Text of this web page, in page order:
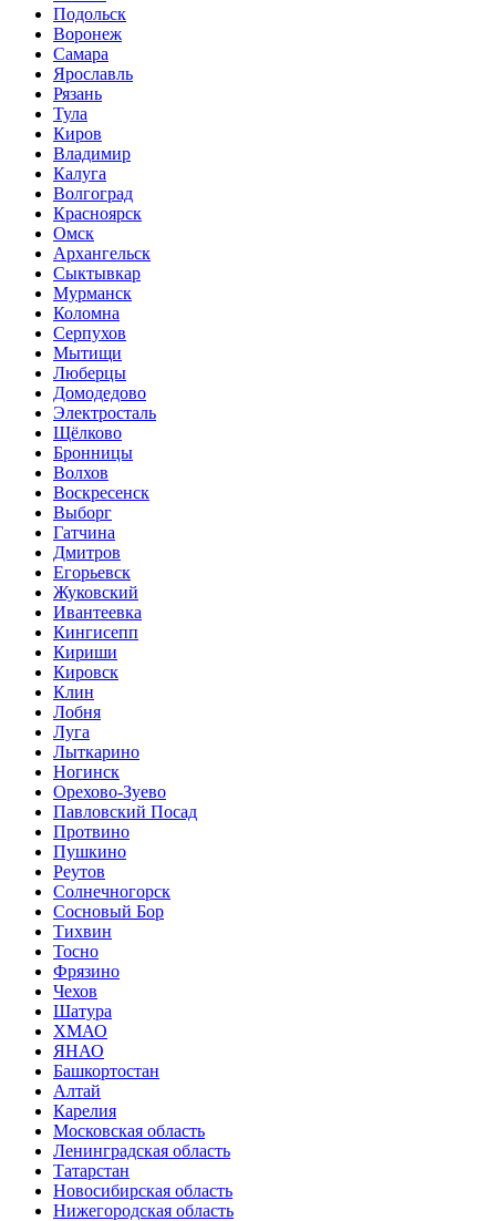
Подольск
Воронеж
Самара
Ярославль
Рязань
Тула
Киров
Владимир
Калуга
Волгоград
Красноярск
Омск
Архангельск
Сыктывкар
Мурманск
Коломна
Серпухов
Мытищи
Люберцы
Домодедово
Электросталь
Щёлково
Бронницы
Волхов
Воскресенск
Выборг
Гатчина
Дмитров
Егорьевск
Жуковский
Ивантеевка
Кингисепп
Кириши
Кировск
Клин
Лобня
Луга
Лыткарино
Ногинск
Орехово-Зуево
Павловский Посад
Протвино
Пушкино
Реутов
Солнечногорск
Сосновый Бор
Тихвин
Тосно
Фрязино
Чехов
Шатура
ХМАО
ЯНАО
Башкортостан
Алтай
Карелия
Московская область
Ленинградская область
Татарстан
Новосибирская область
Нижегородская область